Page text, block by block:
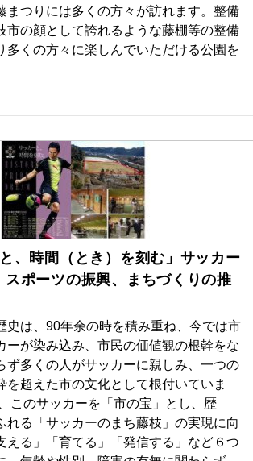
まつりには多くの方々が訪れます。整備
市の顔として誇れるような藤棚等の整備
多くの方々に楽しんでいただける公園を
、時間（とき）を刻む」サッカー
スポーツの振興、まちづくりの推
史は、90年余の時を積み重ね、今では市
ーが染み込み、市民の価値観の根幹をな
ず多くの人がサッカーに親しみ、一つの
を超えた市の文化として根付いていま
のサッカーを「市の宝」とし、歴
れる「サッカーのまち藤枝」の実現に向
える」「育てる」「発信する」など６つ